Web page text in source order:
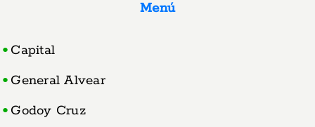
Menú
Capital
General Alvear
Godoy Cruz